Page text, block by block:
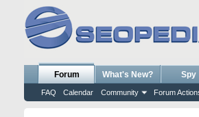
Forum
FAQ Calendar Community Forum
What's New? Spy